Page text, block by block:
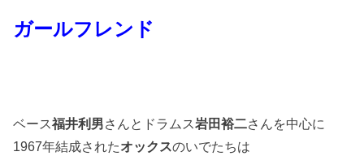
ガールフレンド
ベース福井利男さんとドラムス岩田裕二さんを中心に
1967年結成されたオックスのいでたちは